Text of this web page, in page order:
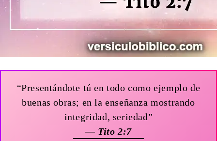
“Presentándote tú en todo como ejemplo de
buenas obras; en la enseñanza mostrando
integridad, seriedad”
— Tito 2:7